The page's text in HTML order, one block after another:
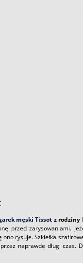
męski Tissot z rodziny
przed zarysowaniami.
rysuje. Szkiełka
naprawdę długi czas.